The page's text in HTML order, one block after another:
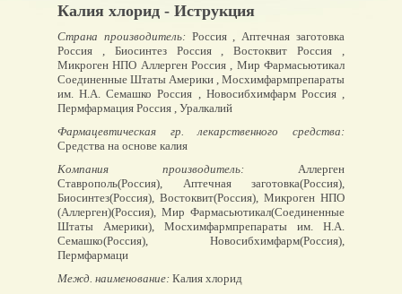
Калия хлорид - Иструкция
Страна производитель:Россия , Аптечная заготовка
Россия , Биосинтез Россия , Востоквит Россия ,
Микроген НПО Аллерген Россия , Мир Фармасьютикал
Соединенные Штаты Америки , Мосхимфармпрепараты
им. Н.А. Семашко Россия , Новосибхимфарм Россия ,
Пермфармация Россия , Уралкалий
Фармацевтическая гр. лекарственного средства:
Средства на основе калия
Компания производитель: Аллерген
Ставрополь(Россия), Аптечная заготовка(Россия),
Биосинтез(Россия), Востоквит(Россия), Микроген НПО
(Аллерген)(Россия), Мир Фармасьютикал(Соединенные
Штаты Америки), Мосхимфармпрепараты им. Н.А.
Семашко(Россия), Новосибхимфарм(Россия),
Пермфармаци
Межд. наименование: Калия хлорид